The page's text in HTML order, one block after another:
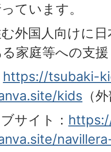
ています。
外国人向けに
家庭等への支
https://tsubaki-
kids （
サイト：